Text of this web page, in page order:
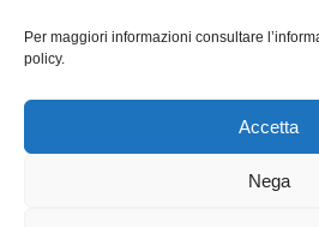
Per maggiori informazioni consultare
policy.
Accetta
Nega
INFO
News
Link Utili